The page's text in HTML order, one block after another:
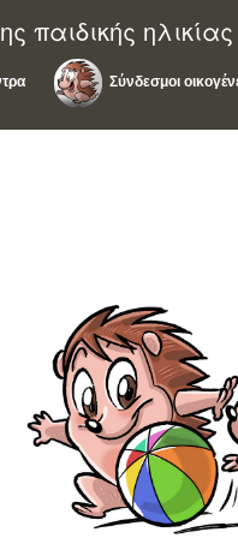
παιδικής ηλικίας
Σύνδεσμοι